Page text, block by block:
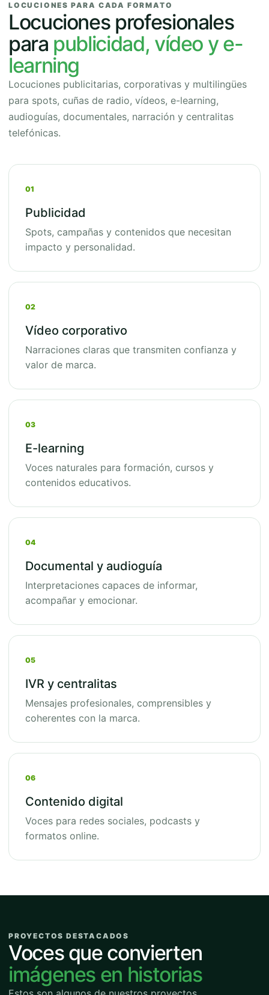
LOCUCIONES PARA CADA FORMATO
Locuciones profesionales
para publicidad, vídeo y e-
learning
Locuciones publicitarias, corporativas y multilingües
para spots, cuñas de radio, vídeos, e-learning,
audioguías, documentales, narración y centralitas
telefónicas.
01
Publicidad
Spots, campañas y contenidos que necesitan
impacto y personalidad.
02
Vídeo corporativo
Narraciones claras que transmiten confianza y
valor de marca.
03
E-learning
Voces naturales para formación, cursos y
contenidos educativos.
04
Documental y audioguía
Interpretaciones capaces de informar,
acompañar y emocionar.
05
IVR y centralitas
Mensajes profesionales, comprensibles y
coherentes con la marca.
06
Contenido digital
Voces para redes sociales, podcasts y
formatos online.
PROYECTOS DESTACADOS
Voces que convierten
imágenes en historias